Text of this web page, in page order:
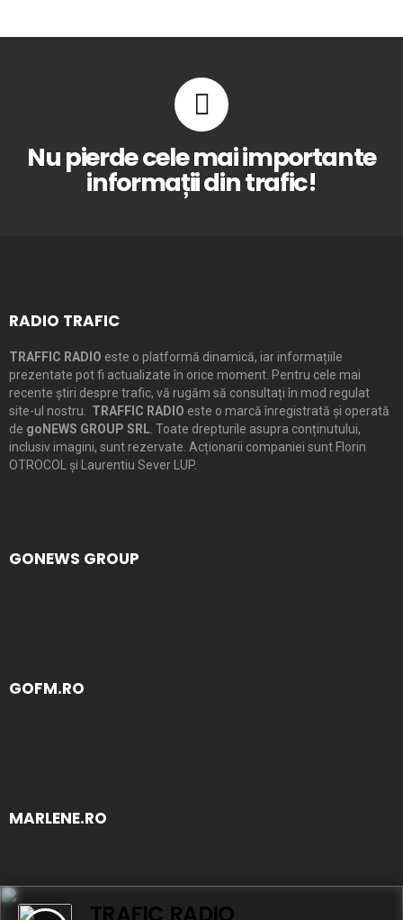
Nu pierde cele mai importante
informații din trafic!
RADIO TRAFIC
TRAFFIC RADIO este o platformă dinamică, iar informațiile
prezentate pot fi actualizate în orice moment. Pentru cele mai
recente știri despre trafic, vă rugăm să consultați în mod regulat
site-ul nostru. TRAFFIC RADIO este o marcă înregistrată și operată
de goNEWS GROUP SRL . Toate drepturile asupra conținutului,
inclusiv imagini, sunt rezervate. Acționarii companiei sunt Florin
OTROCOL și Laurentiu Sever LUP.
GONEWS GROUP
GOFM.RO
MARLENE.RO